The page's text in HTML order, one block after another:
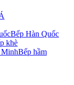
Bếp Hàn Quốc
khè
Bếp hầm